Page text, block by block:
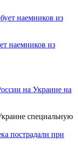
наемников из
на Украине на
специальную